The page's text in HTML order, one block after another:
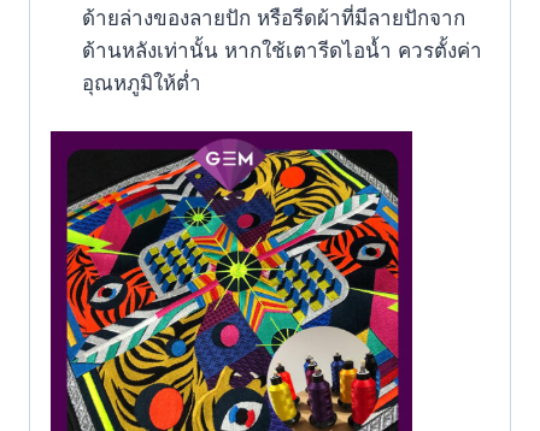
ด้ายล่างของลายปัก หรือรีดผ้าที่มีลายปักจาก
ด้านหลังเท่านั้น หากใช้เตารีดไอน้ำ ควรตั้งค่า
อุณหภูมิให้ตํ่า